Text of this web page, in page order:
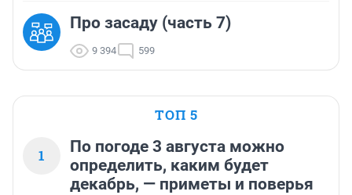
Про засаду (часть 7)
9 394 599
ТОП 5
1
По погоде 3 августа можно
определить, каким будет
декабрь, — приметы и поверья